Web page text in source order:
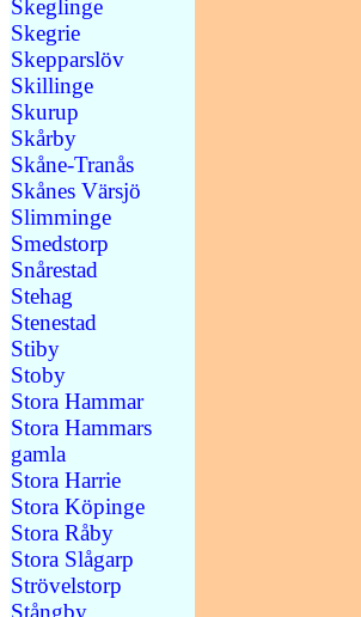
Skeglinge
Skegrie
Skepparslöv
Skillinge
Skurup
Skårby
Skåne-Tranås
Skånes Värsjö
Slimminge
Smedstorp
Snårestad
Stehag
Stenestad
Stiby
Stoby
Stora Hammar
Stora Hammars
gamla
Stora Harrie
Stora Köpinge
Stora Råby
Stora Slågarp
Strövelstorp
Stångby